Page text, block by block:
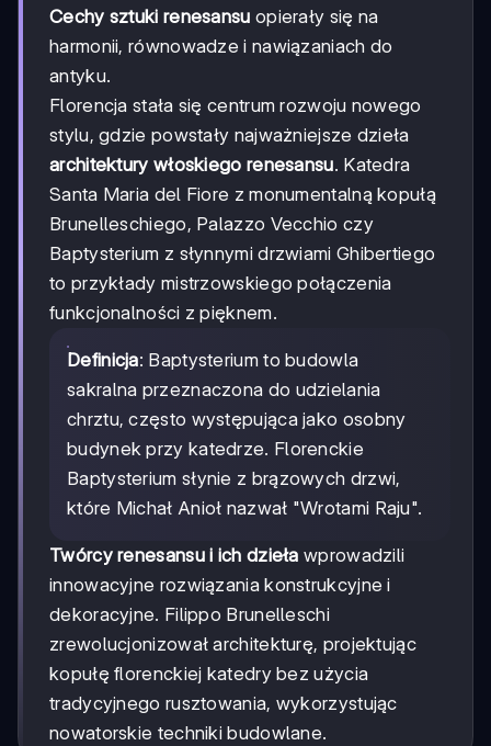
Cechy sztuki renesansu opierały się na
harmonii, równowadze i nawiązaniach do
antyku.
Florencja stała się centrum rozwoju nowego
stylu, gdzie powstały najważniejsze dzieła
architektury włoskiego renesansu. Katedra
Santa Maria del Fiore z monumentalną kopułą
Brunelleschiego, Palazzo Vecchio czy
Baptysterium z słynnymi drzwiami Ghibertiego
to przykłady mistrzowskiego połączenia
funkcjonalności z pięknem.
Definicja: Baptysterium to budowla
sakralna przeznaczona do udzielania
chrztu, często występująca jako osobny
budynek przy katedrze. Florenckie
Baptysterium słynie z brązowych drzwi,
które Michał Anioł nazwał "Wrotami Raju".
Twórcy renesansu i ich dzieła wprowadzili
innowacyjne rozwiązania konstrukcyjne i
dekoracyjne. Filippo Brunelleschi
zrewolucjonizował architekturę, projektując
kopułę florenckiej katedry bez użycia
tradycyjnego rusztowania, wykorzystując
nowatorskie techniki budowlane.